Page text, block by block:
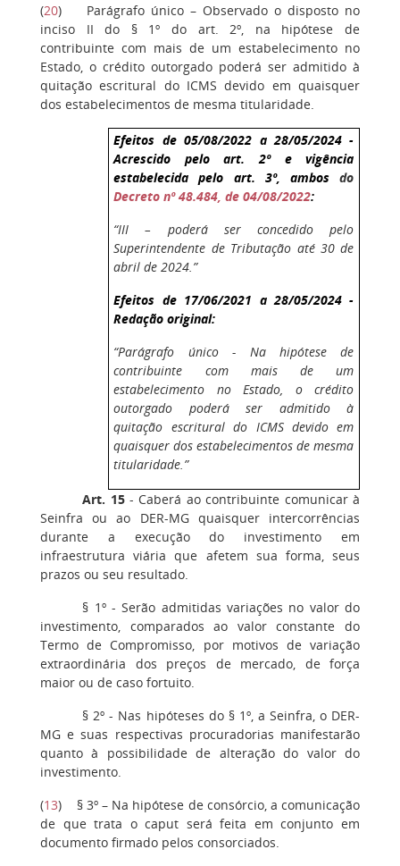
(20) Parágrafo único – Observado o disposto no
inciso II do § 1º do art. 2º, na hipótese de
contribuinte com mais de um estabelecimento no
Estado, o crédito outorgado poderá ser admitido à
quitação escritural do ICMS devido em quaisquer
dos estabelecimentos de mesma titularidade.
Efeitos de 05/08/2022 a 28/05/2024 -
Acrescido pelo art. 2º e vigência
estabelecida pelo art. 3º, ambosdo
Decreto nº 48.484, de 04/08/2022:
“III – poderá ser concedido pelo
Superintendente de Tributação até 30 de
abril de 2024.”
Efeitos de 17/06/2021 a 28/05/2024 -
Redação original:
“Parágrafo único - Na hipótese de
contribuinte com mais de um
estabelecimento no Estado, o crédito
outorgado poderá ser admitido à
quitação escritural do ICMS devido em
quaisquer dos estabelecimentos de mesma
titularidade.”
Art. 15- Caberá ao contribuinte comunicar à
Seinfra ou ao DER-MG quaisquer intercorrências
durante a execução do investimento em
infraestrutura viária que afetem sua forma, seus
prazos ou seu resultado.
§ 1º - Serão admitidas variações no valor do
investimento, comparados ao valor constante do
Termo de Compromisso, por motivos de variação
extraordinária dos preços de mercado, de força
maior ou de caso fortuito.
§ 2º - Nas hipóteses do § 1º, a Seinfra, o DER-
MG e suas respectivas procuradorias manifestarão
quanto à possibilidade de alteração do valor do
investimento.
(13) § 3º – Na hipótese de consórcio, a comunicação
de que trata o caput será feita em conjunto em
documento firmado pelos consorciados.